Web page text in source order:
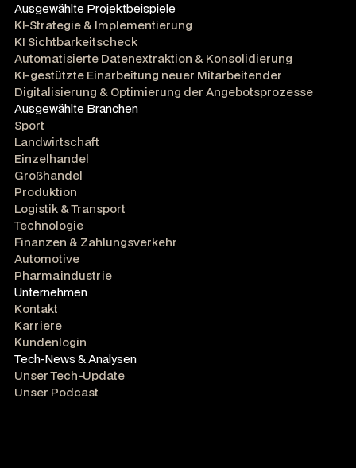
Ausgewählte Projektbeispiele
KI-Strategie & Implementierung
KI Sichtbarkeitscheck
Automatisierte Datenextraktion & Konsolidierung
KI-gestützte Einarbeitung neuer Mitarbeitender
Digitalisierung & Optimierung der Angebotsprozesse
Ausgewählte Branchen
Sport
Landwirtschaft
Einzelhandel
Großhandel
Produktion
Logistik & Transport
Technologie
Finanzen & Zahlungsverkehr
Automotive
Pharmaindustrie
Unternehmen
Kontakt
Karriere
Kundenlogin
Tech-News & Analysen
Unser Tech-Update
Unser Podcast